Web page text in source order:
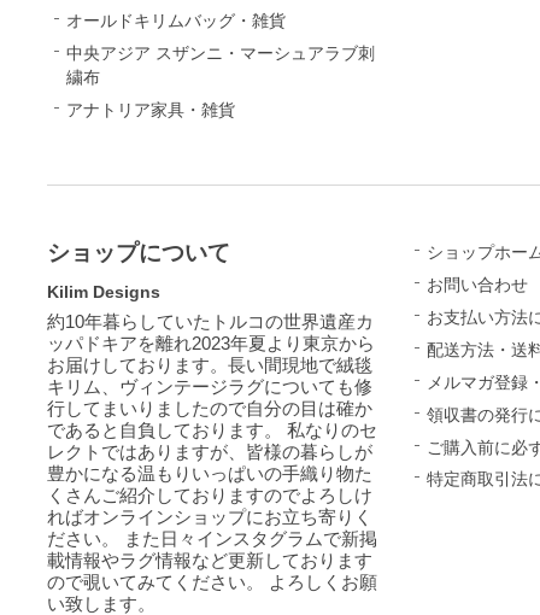
オールドキリムバッグ・雑貨
中央アジア スザンニ・マーシュアラブ刺
繍布
アナトリア家具・雑貨
ショップについて
Kilim Designs
約10年暮らしていたトルコの世界遺産カ
ッパドキアを離れ2023年夏より東京から
お届けしております。長い間現地で絨毯
キリム、ヴィンテージラグについても修
行してまいりましたので自分の目は確か
であると自負しております。 私なりのセ
レクトではありますが、皆様の暮らしが
豊かになる温もりいっぱいの手織り物た
くさんご紹介しておりますのでよろしけ
ればオンラインショップにお立ち寄りく
ださい。 また日々インスタグラムで新掲
載情報やラグ情報など更新しております
ので覗いてみてください。 よろしくお願
い致します。
ショップホー
お問い合わせ
お支払い方法
配送方法・送
メルマガ登録
領収書の発行
ご購入前に必
特定商取引法